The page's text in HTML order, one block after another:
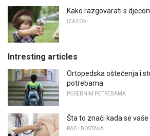
Kako razgovarati s
IZAZOVI
Intresting articles
Ortopedska oštećenja i
potrebama
POSEBNIM POTREBAMA
Šta to znači kada se
RAD I DOSTAVA